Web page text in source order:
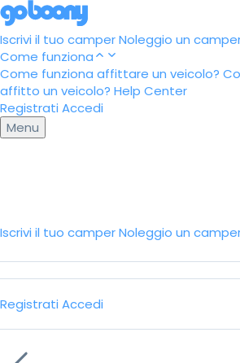
Iscrivi il tuo camperNoleggio un
Come funziona
Come funziona affittare un veicolo?
affitto un veicolo? Help Center
Registrati Accedi
Menu
Iscrivi il tuo camperNoleggio un
Registrati Accedi